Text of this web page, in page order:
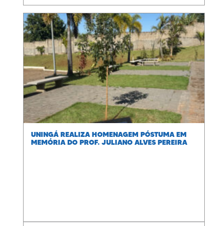
UNINGÁ REALIZA HOMENAGEM PÓSTUMA EM
MEMÓRIA DO PROF. JULIANO ALVES PEREIRA